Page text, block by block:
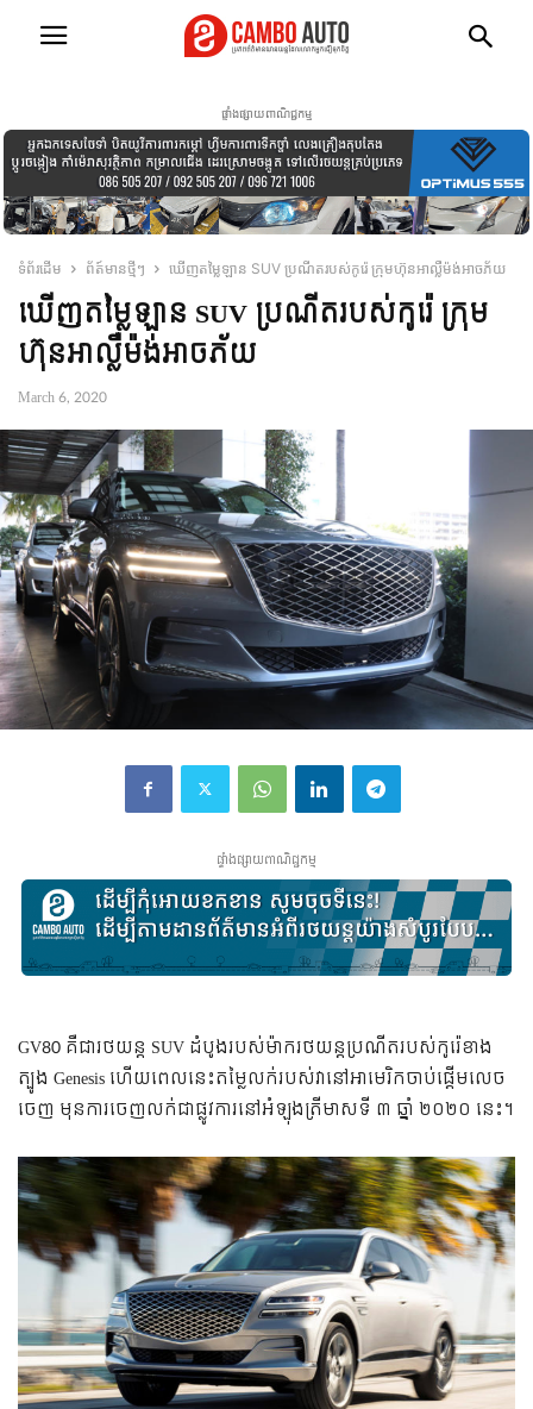
ផ្ទាំងផ្សាយពាណិជ្ជកម្ម
ទំព័រដើម ព័ត៍មានថ្មីៗ ឃើញតម្លៃឡាន SUV ប្រណីតរបស់កូរ៉េ ក្រុមហ៊ុនអាល្លឺម៉ង់អាចភ័យ
ឃើញតម្លៃឡាន SUV ប្រណីតរបស់កូរ៉េ ក្រុម
ហ៊ុនអាល្លឺម៉ង់អាចភ័យ
March 6, 2020
ផ្ទាំងផ្សាយពាណិជ្ជកម្ម
GV80 គឺ​ជា​រថយន្ត​ SUV ដំបូង​របស់​ម៉ាក​រថយន្ត​ប្រណីត​របស់​កូរ៉េ​ខាង​
ត្បូង Genesis ហើយ​ពេល​នេះ​តម្លៃ​លក់​របស់​វា​​នៅ​អាមេរិក​ចាប់​ផ្ដើម​លេច​
ចេញ មុន​ការ​ចេញ​លក់​ជា​ផ្លូវ​ការ​នៅ​អំឡុង​ត្រីមាស​ទី ៣ ឆ្នាំ​ ២០២០ នេះ។